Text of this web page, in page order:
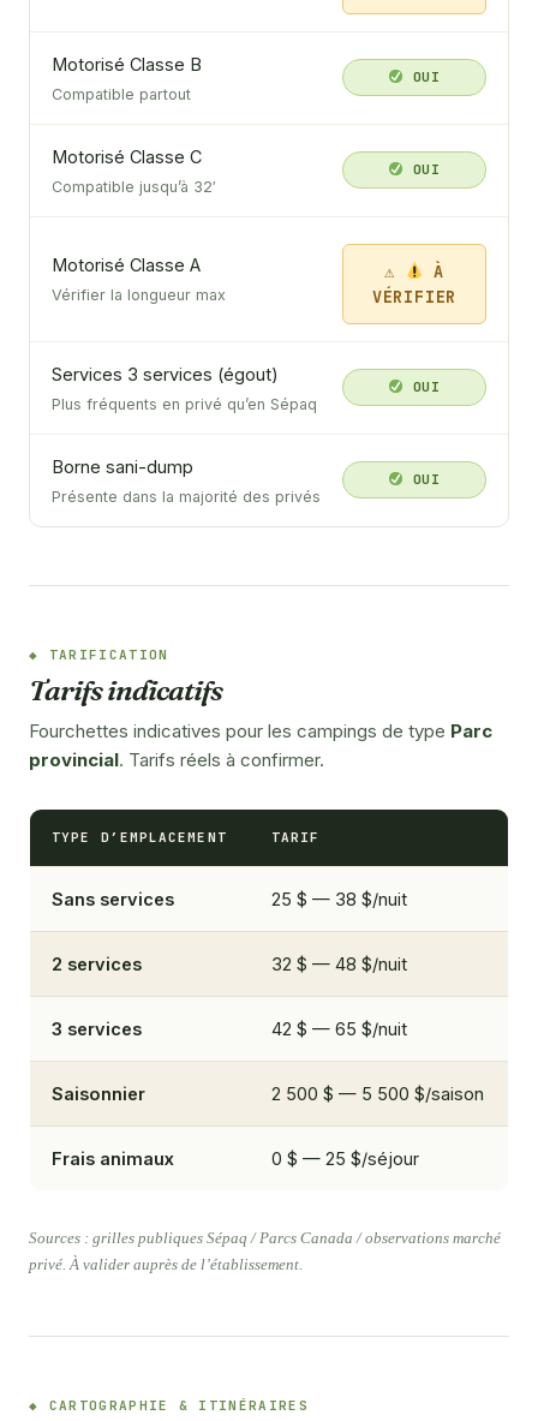
Motorisé Classe B
Compatible partout
OUI
Motorisé Classe C
Compatible jusqu’à 32′
OUI
Motorisé Classe A
Vérifier la longueur max
À
VÉRIFIER
Services 3 services (égout)
Plus fréquents en privé qu’en Sépaq
OUI
Borne sani-dump
Présente dans la majorité des privés
OUI
TARIFICATION
Tarifs indicatifs
Fourchettes indicatives pour les campings de type Parc
provincial. Tarifs réels à confirmer.
TYPE D’EMPLACEMENT TARIF
Sans services 25 $ — 38 $/nuit
2 services 32 $ — 48 $/nuit
3 services 42 $ — 65 $/nuit
Saisonnier 2 500 $ — 5 500 $/saison
Frais animaux 0 $ — 25 $/séjour
Sources : grilles publiques Sépaq / Parcs Canada / observations marché
privé. À valider auprès de l’établissement.
CARTOGRAPHIE & ITINÉRAIRES